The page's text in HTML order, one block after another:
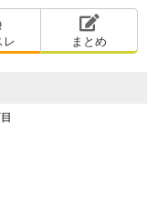
レ まとめ